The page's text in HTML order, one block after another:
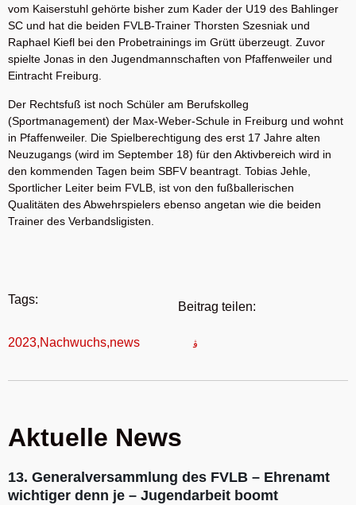
vom Kaiserstuhl gehörte bisher zum Kader der U19 des Bahlinger
SC und hat die beiden FVLB-Trainer Thorsten Szesniak und
Raphael Kiefl bei den Probetrainings im Grütt überzeugt. Zuvor
spielte Jonas in den Jugendmannschaften von Pfaffenweiler und
Eintracht Freiburg.
Der Rechtsfuß ist noch Schüler am Berufskolleg
(Sportmanagement) der Max-Weber-Schule in Freiburg und wohnt
in Pfaffenweiler. Die Spielberechtigung des erst 17 Jahre alten
Neuzugangs (wird im September 18) für den Aktivbereich wird in
den kommenden Tagen beim SBFV beantragt. Tobias Jehle,
Sportlicher Leiter beim FVLB, ist von den fußballerischen
Qualitäten des Abwehrspielers ebenso angetan wie die beiden
Trainer des Verbandsligisten.
Tags:
2023,Nachwuchs,news
Beitrag teilen:
Aktuelle News
13. Generalversammlung des FVLB – Ehrenamt
wichtiger denn je – Jugendarbeit boomt